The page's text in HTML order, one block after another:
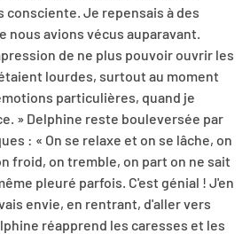
consciente. Je repensais à des
nous avions vécus auparavant.
de ne plus pouvoir ouvrir les
lourdes, surtout au moment
particulières, quand je
» Delphine reste bouleversée par
: « On se relaxe et on se lâche, on
froid, on tremble, on part on ne sait
pleuré parfois. C'est génial ! J'en
envie, en rentrant, d'aller vers
réapprend les caresses et les